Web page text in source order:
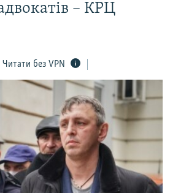
– КРЦ
Читати без VPN